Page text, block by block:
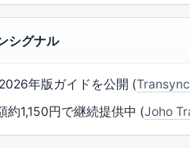
シグナル
年版ガイドを公開 (
約1,150円で継続提供中 (Joho